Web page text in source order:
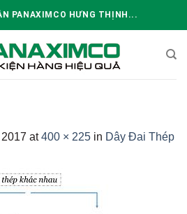
PANAXIMCO HƯNG THỊNH...
at400 × 225 in Dây Đai Thép